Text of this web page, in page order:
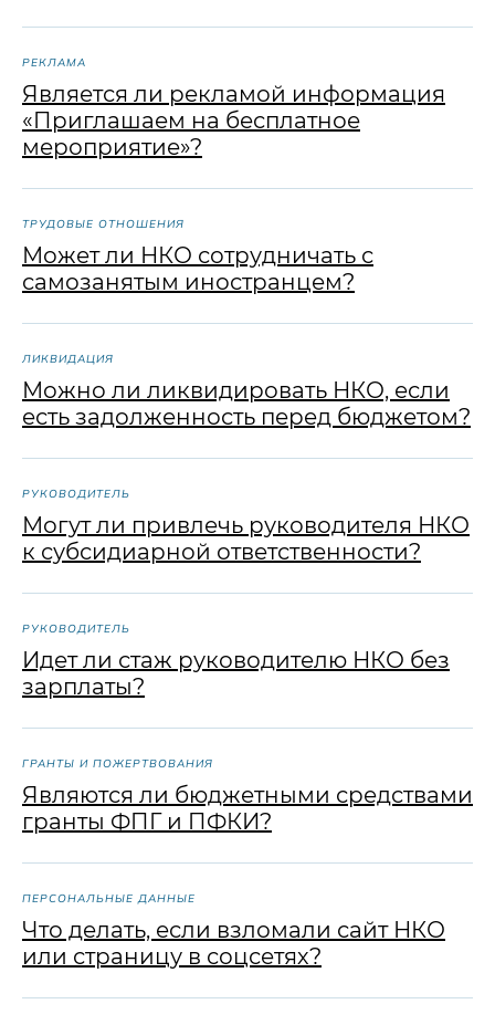
РЕКЛАМА
Является ли рекламой информация
«Приглашаем на бесплатное
мероприятие»‎?
ТРУДОВЫЕ ОТНОШЕНИЯ
Может ли НКО сотрудничать с
самозанятым иностранцем?
ЛИКВИДАЦИЯ
Можно ли ликвидировать НКО, если
есть задолженность перед бюджетом?
РУКОВОДИТЕЛЬ
Могут ли привлечь руководителя НКО
к субсидиарной ответственности?
РУКОВОДИТЕЛЬ
Идет ли стаж руководителю НКО без
зарплаты?
ГРАНТЫ И ПОЖЕРТВОВАНИЯ
Являются ли бюджетными средствами
гранты ФПГ и ПФКИ?
ПЕРСОНАЛЬНЫЕ ДАННЫЕ
Что делать, если взломали сайт НКО
или страницу в соцсетях?